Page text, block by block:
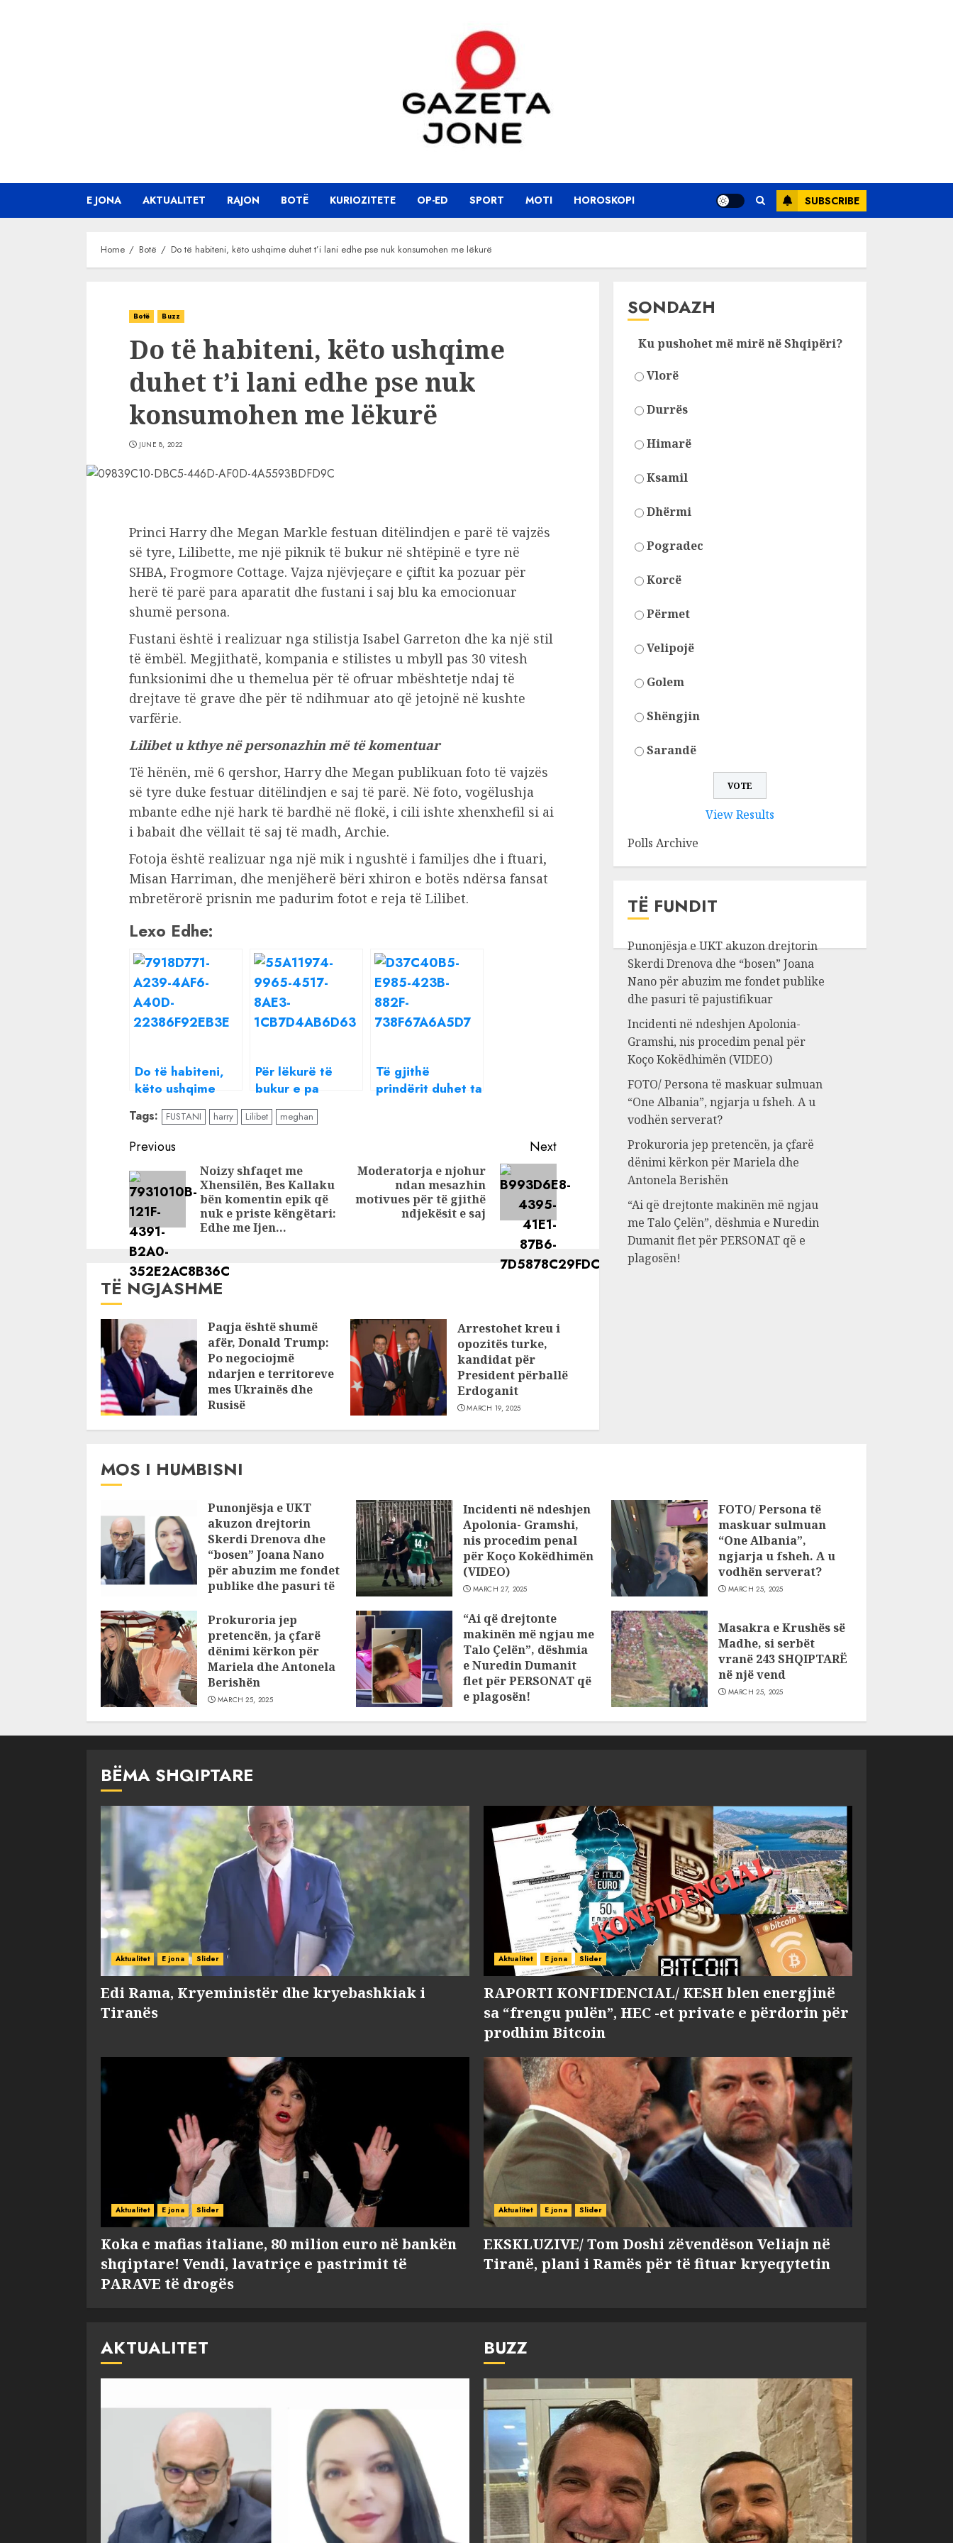
E JONA AKTUALITET RAJON BOTË KURIOZITETE OP-ED SPORT MOTI HOROSKOPI SUBSCRIBE
Home Botë Do të habiteni, këto ushqime duhet t’i lani edhe pse nuk konsumohen me lëkurë
Botë Buzz
Do të habiteni, këto ushqime
duhet t’i lani edhe pse nuk
konsumohen me lëkurë
JUNE 8, 2022
Princi Harry dhe Megan Markle festuan ditëlindjen e parë të vajzës
së tyre, Lilibette, me një piknik të bukur në shtëpinë e tyre në
SHBA, Frogmore Cottage. Vajza njëvjeçare e çiftit ka pozuar për
herë të parë para aparatit dhe fustani i saj blu ka emocionuar
shumë persona.
Fustani është i realizuar nga stilistja Isabel Garreton dhe ka një stil
të ëmbël. Megjithatë, kompania e stilistes u mbyll pas 30 vitesh
funksionimi dhe u themelua për të ofruar mbështetje ndaj të
drejtave të grave dhe për të ndihmuar ato që jetojnë në kushte
varfërie.
Lilibet u kthye në personazhin më të komentuar
Të hënën, më 6 qershor, Harry dhe Megan publikuan foto të vajzës
së tyre duke festuar ditëlindjen e saj të parë. Në foto, vogëlushja
mbante edhe një hark të bardhë në flokë, i cili ishte xhenxhefil si ai
i babait dhe vëllait të saj të madh, Archie.
Fotoja është realizuar nga një mik i ngushtë i familjes dhe i ftuari,
Misan Harriman, dhe menjëherë bëri xhiron e botës ndërsa fansat
mbretërorë prisnin me padurim fotot e reja të Lilibet.
Lexo Edhe:
Do të habiteni,
këto ushqime
duhet t’i lani
edhe pse nuk
konsumohen me
lëkurë
Për lëkurë të
bukur e pa
celulit, bëni
kujdes me këto
Të gjithë
prindërit duhet ta
dy vjeç
Tags: FUSTANI harry Lilibet meghan
Continue
Reading
Previous
Previous
Noizy shfaqet me
Xhensilën, Bes Kallaku
bën komentin epik që
nuk e priste këngëtari:
Edhe me Ijen…
Next
post:
Moderatorja e njohur
ndan mesazhin
motivues për të gjithë
ndjekësit e saj
TË NGJASHME
Paqja është shumë
afër, Donald Trump:
Po negociojmë
ndarjen e territoreve
mes Ukrainës dhe
Rusisë
Arrestohet kreu i
opozitës turke,
kandidat për
President përballë
Erdoganit
MARCH 19, 2025
SONDAZH
Ku pushohet më mirë në Shqipëri?
Vlorë
Durrës
Himarë
Ksamil
Dhërmi
Pogradec
Korcë
Përmet
Velipojë
Golem
Shëngjin
Sarandë
View Results
Polls Archive
TË FUNDIT
Punonjësja e UKT akuzon drejtorin
Skerdi Drenova dhe “bosen” Joana
Nano për abuzim me fondet publike
dhe pasuri të pajustifikuar
Incidenti në ndeshjen Apolonia-
Gramshi, nis procedim penal për
Koço Kokëdhimën (VIDEO)
FOTO/ Persona të maskuar sulmuan
“One Albania”, ngjarja u fsheh. A u
vodhën serverat?
Prokuroria jep pretencën, ja çfarë
dënimi kërkon për Mariela dhe
Antonela Berishën
“Ai që drejtonte makinën më ngjau
me Talo Çelën”, dëshmia e Nuredin
Dumanit flet për PERSONAT që e
plagosën!
MOS I HUMBISNI
Punonjësja e UKT
akuzon drejtorin
Skerdi Drenova dhe
“bosen” Joana Nano
për abuzim me fondet
publike dhe pasuri të
JULY 24, 2025
Incidenti në ndeshjen
Apolonia- Gramshi,
nis procedim penal
për Koço Kokëdhimën
(VIDEO)
MARCH 27, 2025
FOTO/ Persona të
maskuar sulmuan
“One Albania”,
ngjarja u fsheh. A u
vodhën serverat?
MARCH 25, 2025
Prokuroria jep
pretencën, ja çfarë
dënimi kërkon për
Mariela dhe Antonela
Berishën
MARCH 25, 2025
“Ai që drejtonte
makinën më ngjau me
Talo Çelën”, dëshmia
e Nuredin Dumanit
flet për PERSONAT që
e plagosën!
Masakra e Krushës së
Madhe, si serbët
vranë 243 SHQIPTARË
në një vend
MARCH 25, 2025
BËMA SHQIPTARE
Aktualitet E jona Slider
Edi Rama, Kryeministër dhe kryebashkiak i
Tiranës
Aktualitet E jona Slider
RAPORTI KONFIDENCIAL/ KESH blen energjinë
sa “frengu pulën”, HEC -et private e përdorin për
prodhim Bitcoin
Aktualitet E jona Slider
Koka e mafias italiane, 80 milion euro në bankën
shqiptare! Vendi, lavatriçe e pastrimit të
PARAVE të drogës
Aktualitet E jona Slider
EKSKLUZIVE/ Tom Doshi zëvendëson Veliajn në
Tiranë, plani i Ramës për të fituar kryeqytetin
AKTUALITET BUZZ